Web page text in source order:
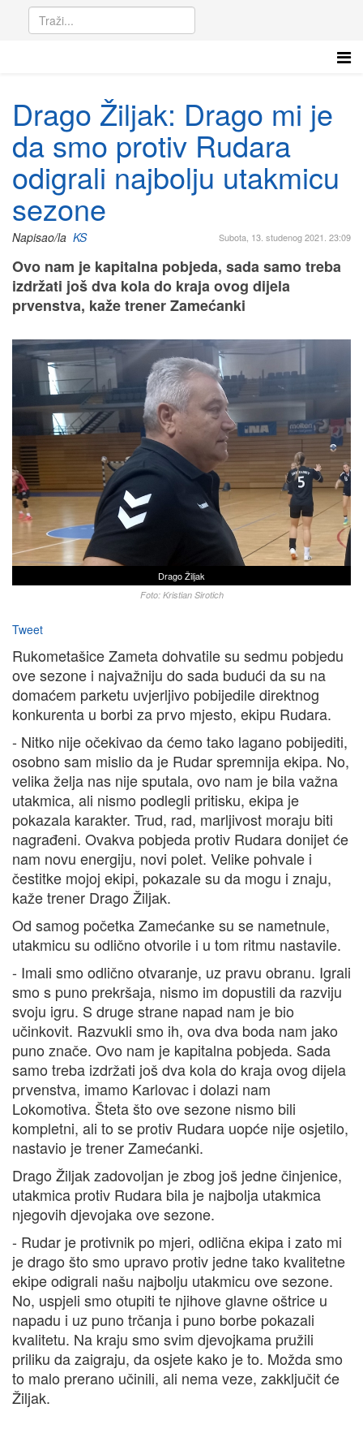
Drago Žiljak: Drago mi je
da smo protiv Rudara
odigrali najbolju utakmicu
sezone
Subota, 13. studenog 2021. 23:09
Napisao/la KS
Ovo nam je kapitalna pobjeda, sada samo treba
izdržati još dva kola do kraja ovog dijela
prvenstva, kaže trener Zamećanki
Drago Žiljak
Foto: Kristian Sirotich
Tweet
Rukometašice Zameta dohvatile su sedmu pobjedu
ove sezone i najvažniju do sada budući da su na
domaćem parketu uvjerljivo pobijedile direktnog
konkurenta u borbi za prvo mjesto, ekipu Rudara.
- Nitko nije očekivao da ćemo tako lagano pobijediti,
osobno sam mislio da je Rudar spremnija ekipa. No,
velika želja nas nije sputala, ovo nam je bila važna
utakmica, ali nismo podlegli pritisku, ekipa je
pokazala karakter. Trud, rad, marljivost moraju biti
nagrađeni. Ovakva pobjeda protiv Rudara donijet će
nam novu energiju, novi polet. Velike pohvale i
čestitke mojoj ekipi, pokazale su da mogu i znaju,
kaže trener Drago Žiljak.
Od samog početka Zamećanke su se nametnule,
utakmicu su odlično otvorile i u tom ritmu nastavile.
- Imali smo odlično otvaranje, uz pravu obranu. Igrali
smo s puno prekršaja, nismo im dopustili da razviju
svoju igru. S druge strane napad nam je bio
učinkovit. Razvukli smo ih, ova dva boda nam jako
puno znače. Ovo nam je kapitalna pobjeda. Sada
samo treba izdržati još dva kola do kraja ovog dijela
prvenstva, imamo Karlovac i dolazi nam
Lokomotiva. Šteta što ove sezone nismo bili
kompletni, ali to se protiv Rudara uopće nije osjetilo,
nastavio je trener Zamećanki.
Drago Žiljak zadovoljan je zbog još jedne činjenice,
utakmica protiv Rudara bila je najbolja utakmica
njegovih djevojaka ove sezone.
- Rudar je protivnik po mjeri, odlična ekipa i zato mi
je drago što smo upravo protiv jedne tako kvalitetne
ekipe odigrali našu najbolju utakmicu ove sezone.
No, uspjeli smo otupiti te njihove glavne oštrice u
napadu i uz puno trčanja i puno borbe pokazali
kvalitetu. Na kraju smo svim djevojkama pružili
priliku da zaigraju, da osjete kako je to. Možda smo
to malo prerano učinili, ali nema veze, zakključit će
Žiljak.